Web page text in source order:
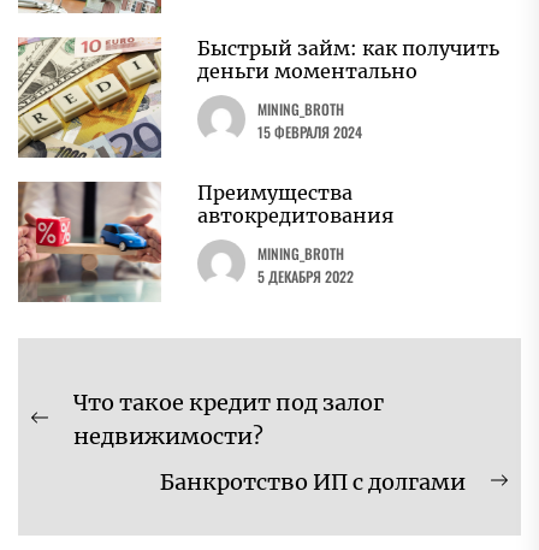
Быстрый займ: как получить
деньги моментально
MINING_BROTH
15 ФЕВРАЛЯ 2024
Преимущества
автокредитования
MINING_BROTH
5 ДЕКАБРЯ 2022
Навигация
по
записям
Предыдущая
Что такое кредит под залог
недвижимости?
Банкротство ИП с долгами